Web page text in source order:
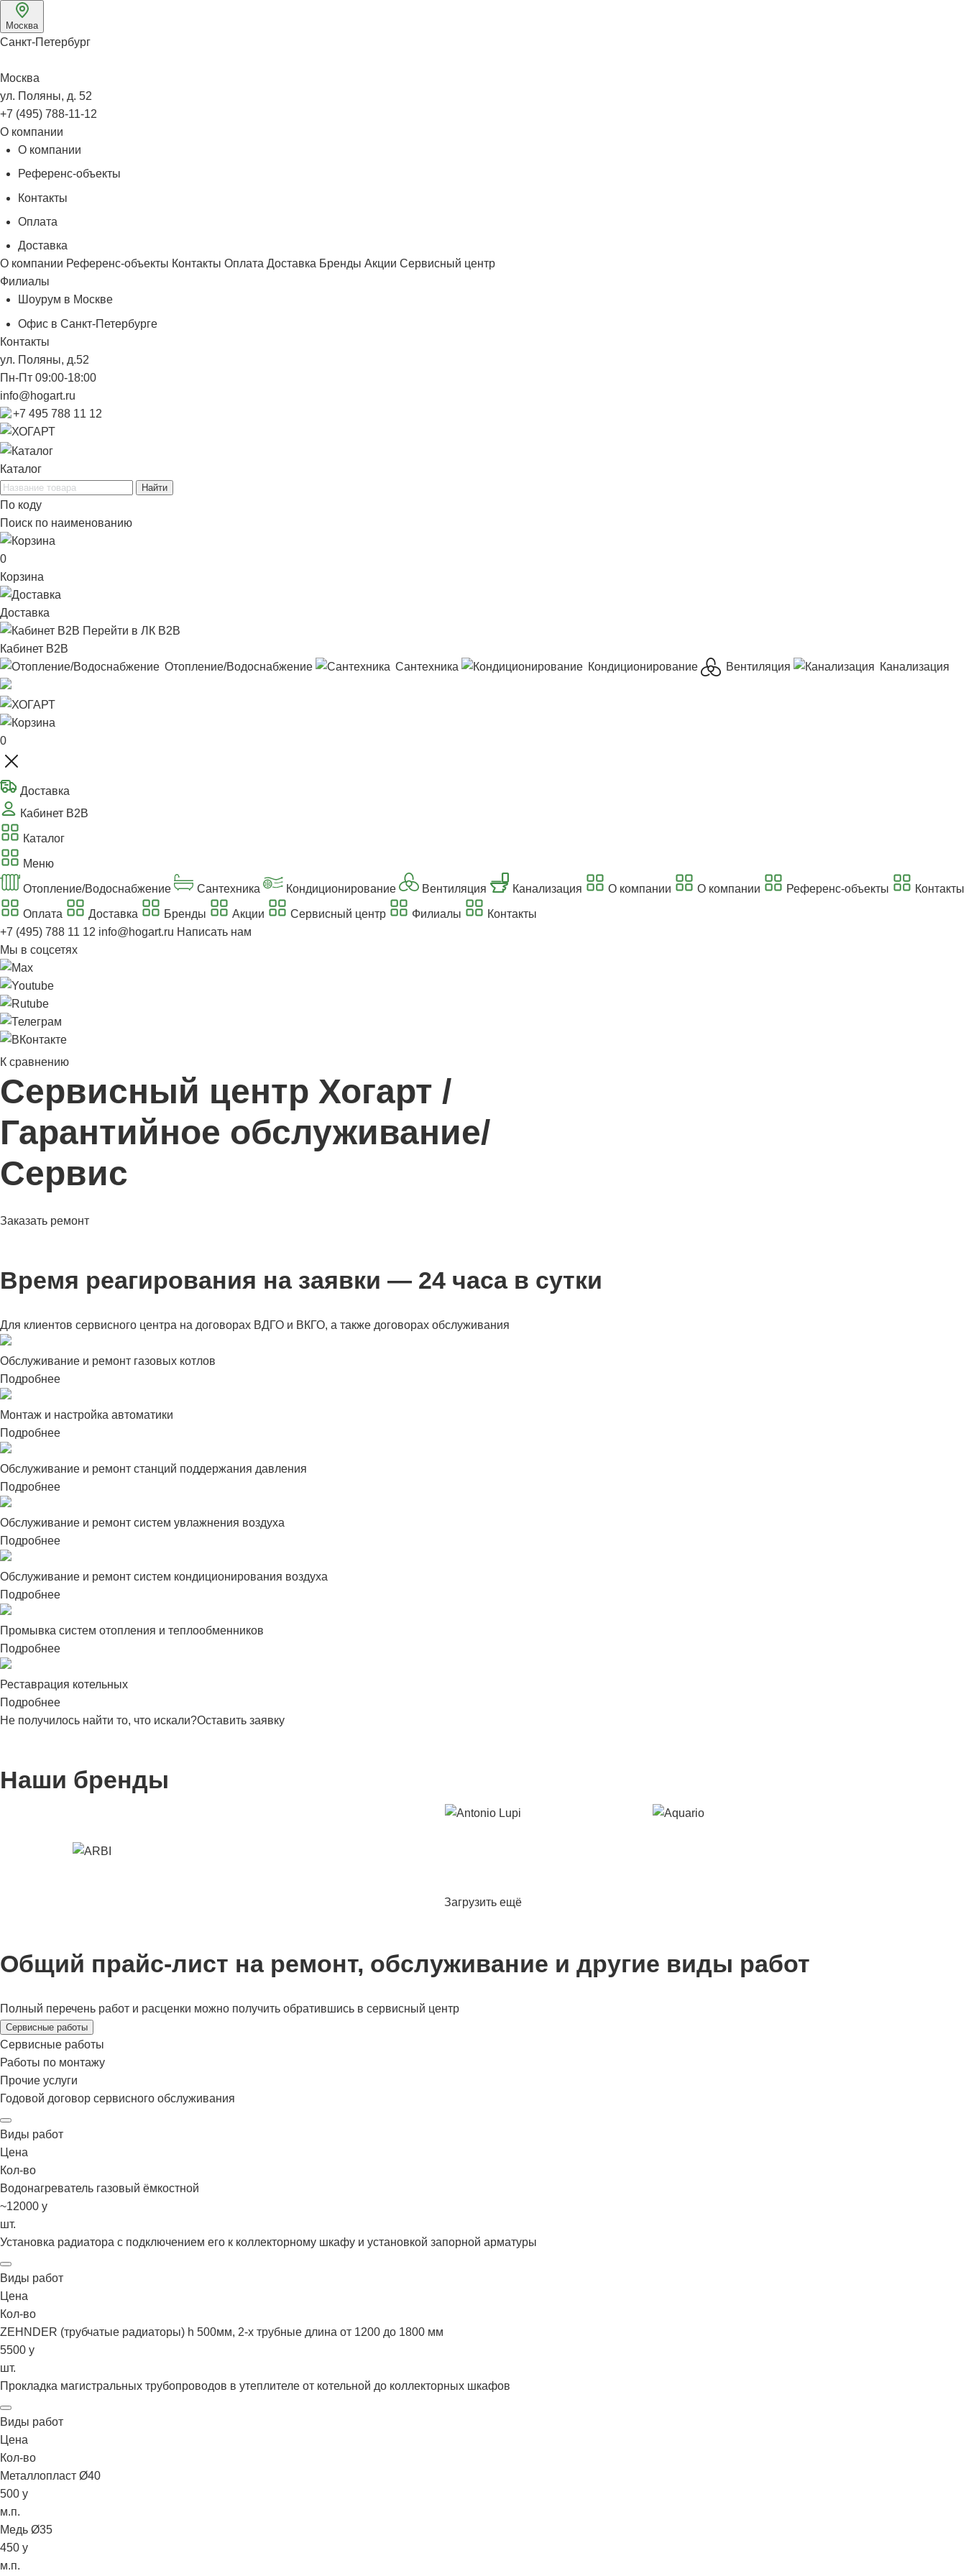
Москва
Санкт-Петербург
Москва
ул. Поляны, д. 52
+7 (495) 788-11-12
О компании
О компании
Референс-объекты
Контакты
Оплата
Доставка
О компании Референс-объекты Контакты Оплата Доставка Бренды Акции Сервисный центр
Филиалы
Шоурум в Москве
Офис в Санкт-Петербурге
Контакты
ул. Поляны, д.52
Пн-Пт 09:00-18:00
info@hogart.ru
+7 495 788 11 12
Каталог
Найти
По коду
Поиск по наименованию
0
Корзина
Доставка
Перейти в ЛК B2B
Кабинет B2B
Отопление/Водоснабжение
Сантехника Кондиционирование Вентиляция Канализация
0
Доставка
Кабинет B2B
Каталог
Меню
Отопление/Водоснабжение Сантехника Кондиционирование Вентиляция Канализация О компании О компании Референс-объекты Контакты
Оплата Доставка Бренды Акции Сервисный центр Филиалы
Контакты
+7 (495) 788 11 12 info@hogart.ru Написать нам
Мы в соцсетях
К сравнению
Сервисный центр Хогарт /
Гарантийное обслуживание/
Сервис
Заказать ремонт
Время реагирования на заявки — 24 часа в сутки
Для клиентов сервисного центра на договорах ВДГО и ВКГО, а также договорах обслуживания
Обслуживание и ремонт газовых котлов
Подробнее
Монтаж и настройка автоматики
Подробнее
Обслуживание и ремонт станций поддержания давления
Подробнее
Обслуживание и ремонт систем увлажнения воздуха
Подробнее
Обслуживание и ремонт систем кондиционирования воздуха
Подробнее
Промывка систем отопления и теплообменников
Подробнее
Реставрация котельных
Подробнее
Не получилось найти то, что искали?Оставить заявку
Наши бренды
Загрузить ещё
Общий прайс-лист на ремонт, обслуживание и другие виды работ
Полный перечень работ и расценки можно получить обратившись в сервисный центр
Сервисные работы
Сервисные работы
Работы по монтажу
Прочие услуги
Годовой договор сервисного обслуживания
Виды работ
Цена
Кол-во
Водонагреватель газовый ёмкостной
~12000 у
шт.
Установка радиатора с подключением его к коллекторному шкафу и установкой запорной арматуры
Виды работ
Цена
Кол-во
ZEHNDER (трубчатые радиаторы) h 500мм, 2-х трубные длина от 1200 до 1800 мм
5500 у
шт.
Прокладка магистральных трубопроводов в утеплителе от котельной до коллекторных шкафов
Виды работ
Цена
Кол-во
Металлопласт Ø40
500 у
м.п.
Медь Ø35
450 у
м.п.